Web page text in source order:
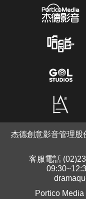
杰德創意影音管理股
客服電話
Portico